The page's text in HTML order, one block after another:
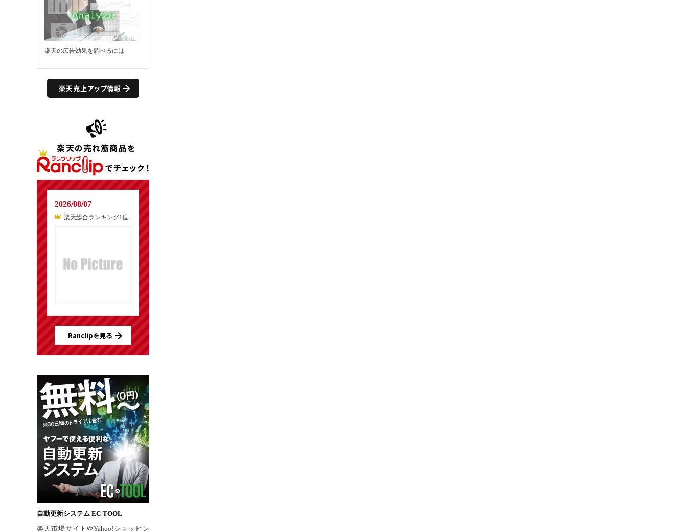
楽天の広告効果を調べるには
楽天売上アップ情報
2026/08/07
楽天総合ランキング1位
Ranclipを見る
自動更新システム EC-TOOL
楽天市場サイトやYahoo!ショッピン